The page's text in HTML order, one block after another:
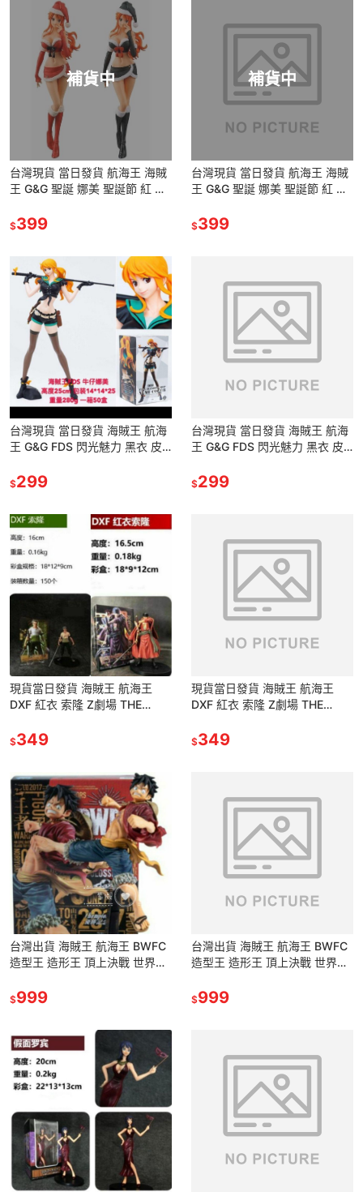
補貨中
台灣現貨 當日發貨 航海王 海賊
王 G&G 聖誕 娜美 聖誕節 紅 黑
$399
補貨中
台灣現貨 當日發貨 航海王 海賊
王 G&G 聖誕 娜美 聖誕節 紅 黑
$399
台灣現貨 當日發貨 海賊王 航海
王 G&G FDS 閃光魅力 黑衣 皮
航海士
$299
台灣現貨 當日發貨 海賊王 航海
王 G&G FDS 閃光魅力 黑衣 皮
航海士
$299
現貨當日發貨 海賊王 航海王
DXF 紅衣 索隆 Z劇場 THE
仔 景品
$349
現貨當日發貨 海賊王 航海王
DXF 紅衣 索隆 Z劇場 THE
仔 景品
$349
台灣出貨 海賊王 航海王 BWFC
造型王 造形王 頂上決戰 世界大
$999
台灣出貨 海賊王 航海王 BWFC
造型王 造形王 頂上決戰 世界大
$999